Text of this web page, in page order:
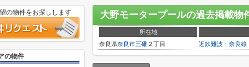
大野モータープールの過去掲載物
所在地
奈良県奈良市三碓 ２丁目 近鉄難波・奈良線
の物件をお探しします
の物件